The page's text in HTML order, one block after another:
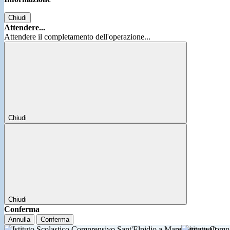
Chiudi
Attendere...
Attendere il completamento dell'operazione...
Chiudi
Chiudi
Conferma
Annulla Conferma